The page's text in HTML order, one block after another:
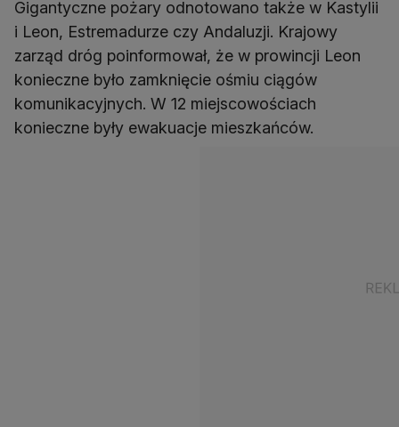
Gigantyczne pożary odnotowano także w Kastylii
i Leon, Estremadurze czy Andaluzji. Krajowy
zarząd dróg poinformował, że w prowincji Leon
konieczne było zamknięcie ośmiu ciągów
komunikacyjnych. W 12 miejscowościach
konieczne były ewakuacje mieszkańców.